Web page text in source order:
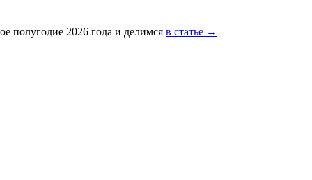
полугодие 2026 года и делимся в статье →